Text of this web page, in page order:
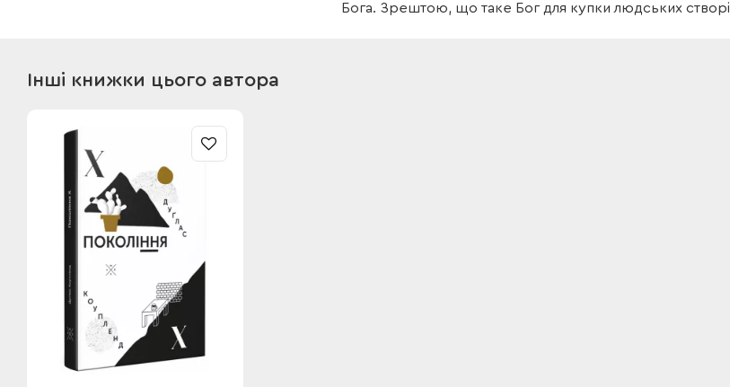
Бога. Зрештою, що таке Бог для купки людських
Інші книжки цього автора